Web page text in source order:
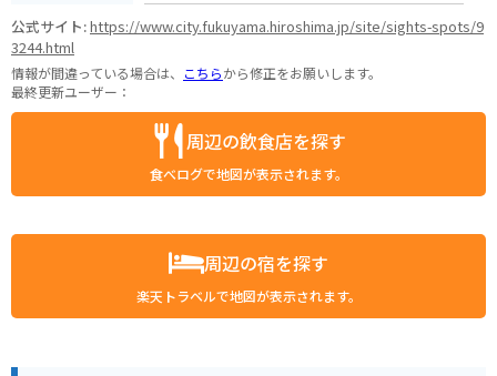
公式サイト:https://www.city.fukuyama.hiroshima.jp/site/sights-spots/9
3244.html
情報が間違っている場合は、 こちらから修正をお願いします。
最終更新ユーザー：
周辺の飲食店を探す
食べログで地図が表示されます。
周辺の宿を探す
楽天トラベルで地図が表示されます。